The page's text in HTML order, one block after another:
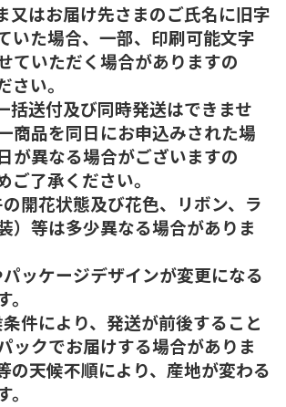
又はお届け先さまのご氏名に旧字
いた場合、一部、印刷可能文字
ていただく場合がありますの
さい。
括送付及び同時発送はできませ
商品を同日にお申込みされた場
が異なる場合がございますの
ご了承ください。
開花状態及び花色、リボン、ラ
）等は多少異なる場合がありま
ッケージデザインが変更になる
件により、発送が前後すること
ックでお届けする場合がありま
の天候不順により、産地が変わる